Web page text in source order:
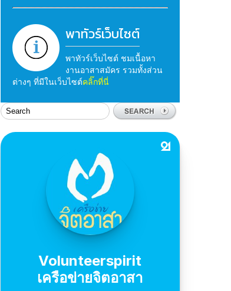
พาทัวร์เว็บไซต์
พาทัวร์เว็บไซต์ ชมเนื้อหา
งานอาสาสมัคร รวมทั้งส่วน
ต่างๆ ที่มีในเว็บไซต์คลิ๊กที่นี่